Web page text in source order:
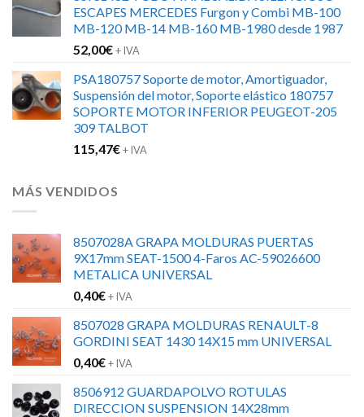
ESCAPES MERCEDES Furgon y Combi MB-100
MB-120 MB-14 MB-160 MB-1980 desde 1987
52,00€+ IVA
PSA180757 Soporte de motor, Amortiguador,
Suspensión del motor, Soporte elástico 180757
SOPORTE MOTOR INFERIOR PEUGEOT-205
309 TALBOT
115,47€+ IVA
MÁS VENDIDOS
8507028A GRAPA MOLDURAS PUERTAS
9X17mm SEAT-1500 4-Faros AC-59026600
METALICA UNIVERSAL
0,40€+ IVA
8507028 GRAPA MOLDURAS RENAULT-8
GORDINI SEAT 1430 14X15 mm UNIVERSAL
0,40€+ IVA
8506912 GUARDAPOLVO ROTULAS
DIRECCION SUSPENSION 14X28mm